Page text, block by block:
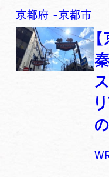
京都府 -京都市